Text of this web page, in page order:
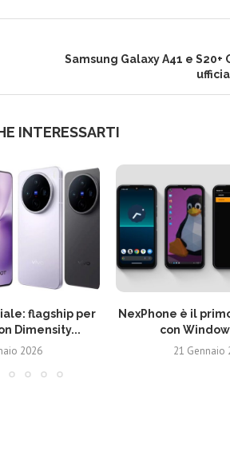
Samsung Galaxy A41 e S20+
INTERESSARTI
flagship per
Dimensity...
2026
NexPhone è il
con
21 Gennaio